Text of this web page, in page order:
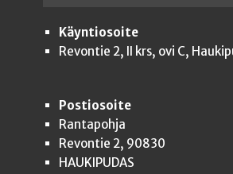
Käyntiosoite
Revontie 2, II krs, ovi C,
Postiosoite
Rantapohja
Revontie 2, 90830
HAUKIPUDAS